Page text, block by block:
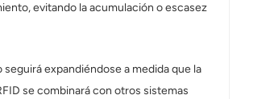
evitando la acumulación o escasez
expandiéndose a medida que la
se combinará con otros sistemas